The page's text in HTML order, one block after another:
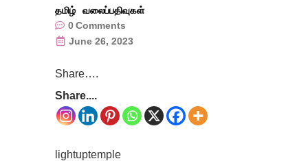
தமிழ்
வலைப்பதிவுகள்
0Comments
June 26, 2023
Share….
Share....
lightuptemple